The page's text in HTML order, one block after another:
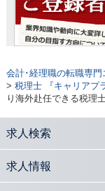
会計･経理職の転職専門
> 税理士 『キャリアプ
り海外赴任できる税理
求人検索
求人情報